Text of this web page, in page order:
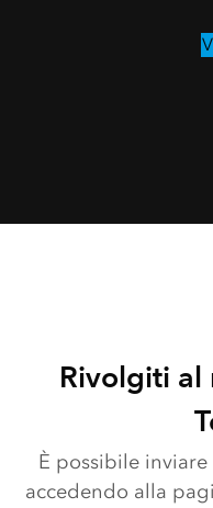
Rivolgiti al
È possibile
accedendo alla